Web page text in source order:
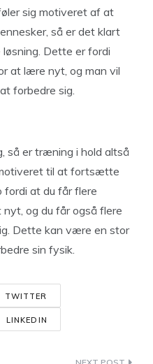
sig motiveret af at
så er det klart
Dette er fordi
at lære nyt, og man vil
forbedre sig.
så er træning i hold altså
til at fortsætte
at du får flere
og du får også flere
Dette kan være en stor
sin fysik.
TWITTER
LINKEDIN